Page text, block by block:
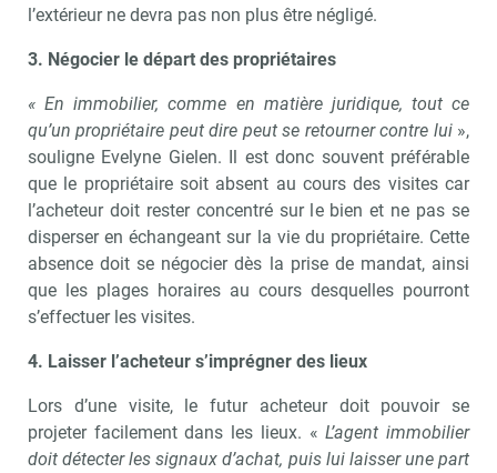
l’extérieur ne devra pas non plus être négligé.
3. Négocier le départ des propriétaires
« En immobilier, comme en matière juridique, tout ce
qu’un propriétaire peut dire peut se retourner contre lui»,
souligne Evelyne Gielen. Il est donc souvent préférable
que le propriétaire soit absent au cours des visites car
l’acheteur doit rester concentré sur le bien et ne pas se
disperser en échangeant sur la vie du propriétaire. Cette
absence doit se négocier dès la prise de mandat, ainsi
que les plages horaires au cours desquelles pourront
s’effectuer les visites.
4. Laisser l’acheteur s’imprégner des lieux
Lors d’une visite, le futur acheteur doit pouvoir se
projeter facilement dans les lieux. «L’agent immobilier
doit détecter les signaux d’achat, puis lui laisser une part